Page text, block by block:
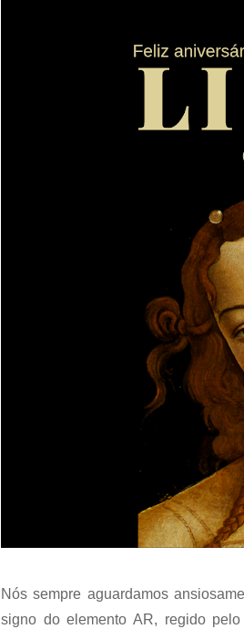
Nós sempre aguardamos
signo do elemento AR, regido